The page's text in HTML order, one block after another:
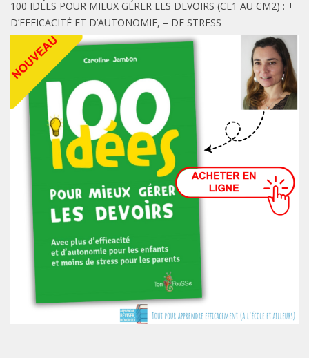
100 IDÉES POUR MIEUX GÉRER LES DEVOIRS (CE1 AU CM2) : +
D’EFFICACITÉ ET D’AUTONOMIE, – DE STRESS